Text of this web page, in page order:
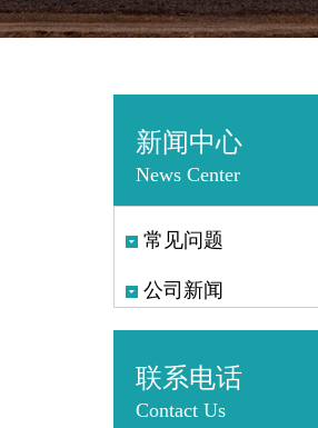
新闻中心
News Center
常见问题
公司新闻
联系电话
Contact Us